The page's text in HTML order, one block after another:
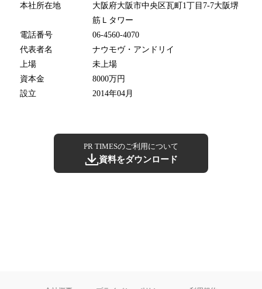
本社所在地
大阪府大阪市中央区瓦町1丁目7-7大阪堺
筋Ｌタワー
電話番号
06-4560-4070
代表者名
ナウモヴ・アンドリイ
上場
未上場
資本金
8000万円
設立
2014年04月
PR TIMESのご利用について
資料をダウンロード